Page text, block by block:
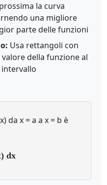
la curva
una migliore
parte delle funzioni
Usa rettangoli con
della funzione al
da x = a a x = b è
dx